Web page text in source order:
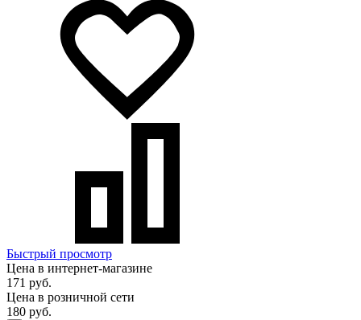
Быстрый просмотр
Цена в интернет-магазине
171 руб.
Цена в розничной сети
180 руб.